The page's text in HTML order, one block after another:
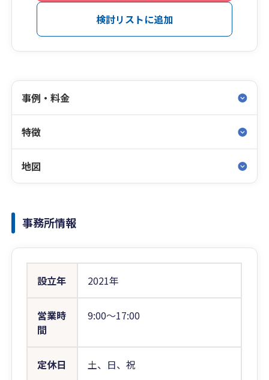
検討リストに追加
事例・料金
特徴
地図
事務所情報
設立年 2021年
営業時
間
9:00〜17:00
定休日 土、日、祝